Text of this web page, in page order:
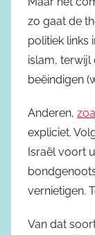
zo gaat de
politiek links
islam, terwijl
beëindigen
Anderen,
expliciet.
Israël voort
vernietigen.
Van dat